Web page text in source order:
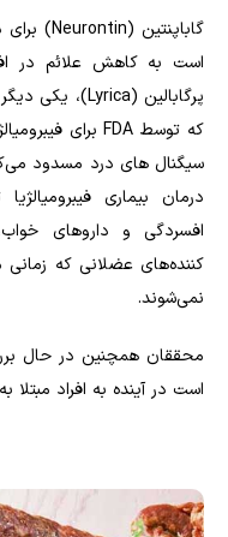
گاباپنتین (Neurontin
)
است به کاهش علائم در
پرگابالین (Lyrica)، یکی
که توسط FDAبرای
سیگنال های درد مسدود
درمان بیماری
افسردگی و داروهای
کننده‌های عضلانی که زمانی
نمی‌شوند.
محققان همچنین در حال
است در آینده به افراد مبتلا